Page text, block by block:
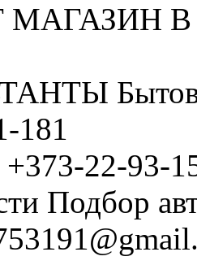
МАГАЗИН
181
+373-22-93-
Подбор